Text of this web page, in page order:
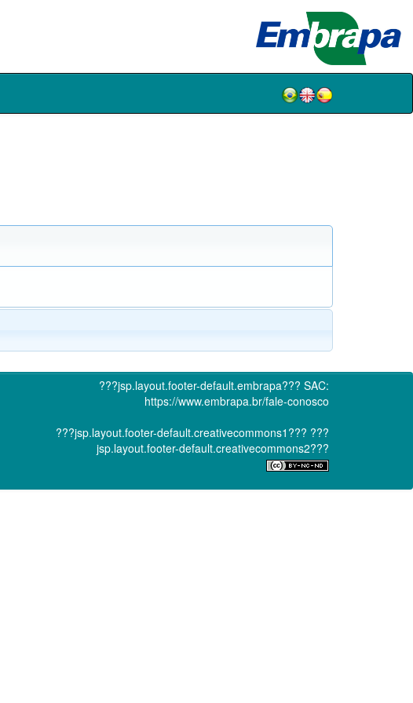
???jsp.layout.footer-default.embrapa??? SAC:
https://www.embrapa.br/fale-conosco
???jsp.layout.footer-default.creativecommons1??? ???
jsp.layout.footer-default.creativecommons2???